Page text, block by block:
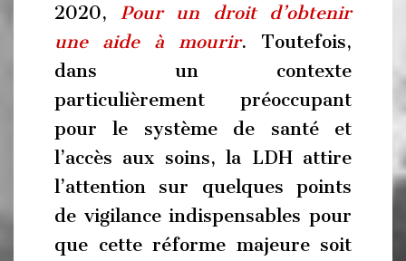
2020,
Pour un droit d’obtenir
une aide à mourir. Toutefois,
dans un contexte
particulièrement préoccupant
pour le système de santé et
l’accès aux soins, la LDH attire
l’attention sur quelques points
de vigilance indispensables pour
que cette réforme majeure soit